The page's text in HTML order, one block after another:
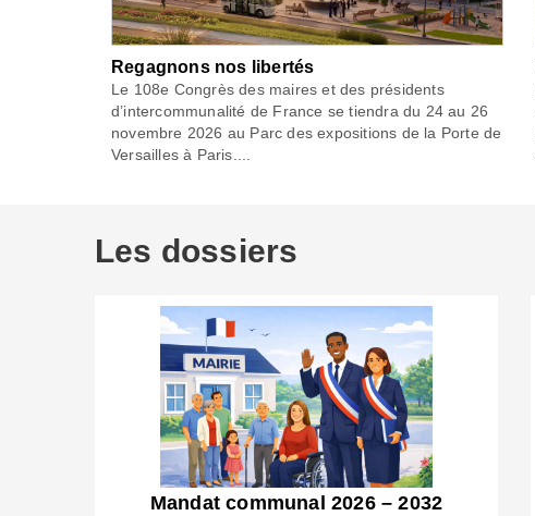
Regagnons nos libertés
Le 108e Congrès des maires et des présidents
d’intercommunalité de France se tiendra du 24 au 26
novembre 2026 au Parc des expositions de la Porte de
Versailles à Paris....
Les dossiers
Mandat communal 2026 – 2032